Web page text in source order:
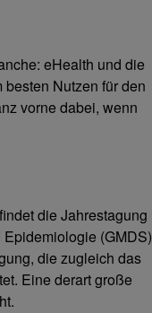
eHealth und die
Nutzen für den
vorne dabei, wenn
die Jahrestagung
(GMDS)
die zugleich das
Eine derart große